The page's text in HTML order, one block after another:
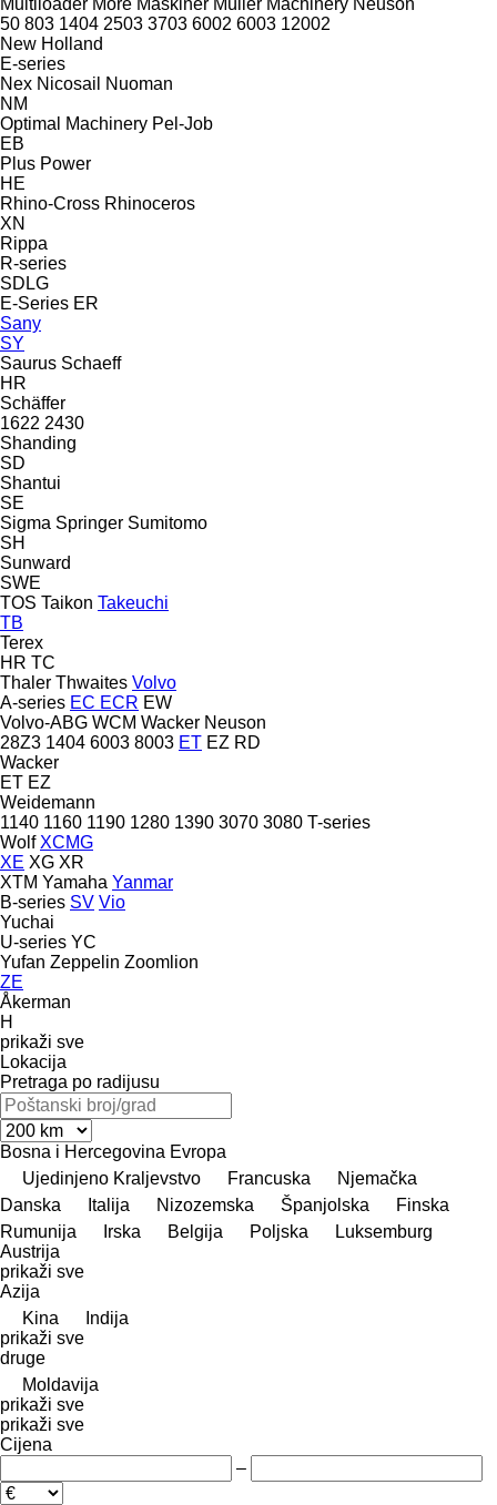
50 803 1404 2503 3703 6002 6003 12002
New Holland
E-series
Nex Nicosail
Nuoman
NM
Optimal Machinery Pel-Job
EB
Plus Power
HE
Rhino-Cross Rhinoceros
XN
Rippa
R-series
SDLG
E-Series ER
Sany
SY
Saurus Schaeff
HR
Schäffer
1622 2430
Shanding
SD
Shantui
SE
Sigma Springer Sumitomo
SH
Sunward
SWE
TOS Taikon Takeuchi
TB
Terex
HR TC
Thaler Thwaites Volvo
A-series EC ECR EW
Volvo-ABG WCM Wacker Neuson
28Z3 1404 6003 8003 ET EZ RD
Wacker
ET EZ
Weidemann
1140 1160 1190 1280 1390 3070 3080 T-series
Wolf XCMG
XE XG XR
XTM Yamaha Yanmar
B-series SV Vio
Yuchai
U-series YC
Yufan Zeppelin Zoomlion
ZE
Åkerman
H
prikaži sve
Lokacija
Pretraga po radijusu
Bosna i Hercegovina Evropa
Ujedinjeno Kraljevstvo
Francuska
Njemačka
Danska
Italija Nizozemska Španjolska
Finska
Rumunija
Irska Belgija Poljska
Luksemburg
Austrija
prikaži sve
Azija
Kina
Indija
prikaži sve
druge
Moldavija
prikaži sve
prikaži sve
Cijena
–